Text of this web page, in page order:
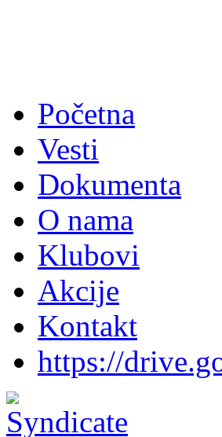
Početna
Vesti
Dokumenta
O nama
Klubovi
Akcije
Kontakt
https://